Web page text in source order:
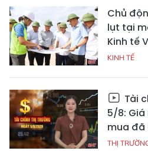
Chủ
lụt tại
Kinh tế
KINH TẾ
Tài
5/8:
mua đã
THỊ